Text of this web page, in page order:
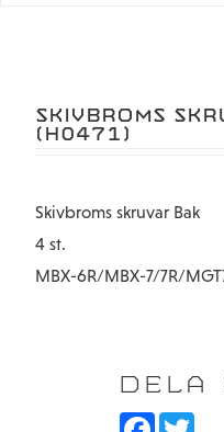
SKIVBROMS
(H0471)
Skivbroms skruvar Bak
4 st.
MBX-6R/MBX-7/7R/
DELA
F
T